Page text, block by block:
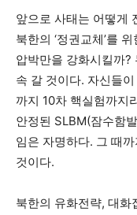
앞으로 사태는 어떻게
북한의 ‘정권교체’를
압박만을 강화시킬까?
속 갈 것이다. 자신들
까지 10차 핵실험까지
안정된 SLBM(잠수함
임은 자명하다. 그 때
것이다.
북한의 유화전략, 대화